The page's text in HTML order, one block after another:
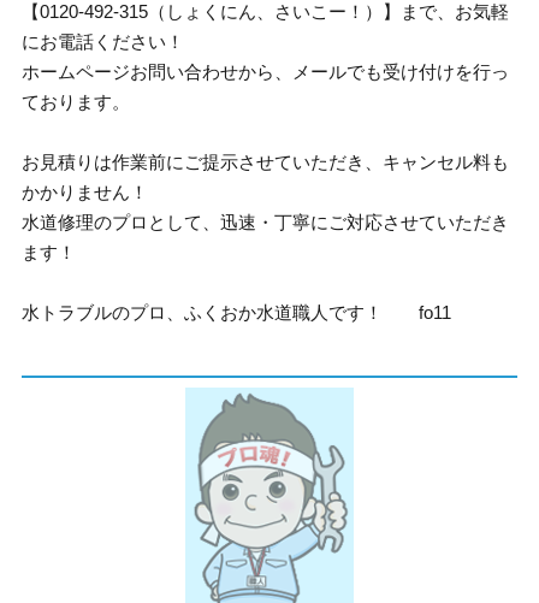
【0120-492-315（しょくにん、さいこー！）】まで、お気軽
にお電話ください！
ホームページお問い合わせから、メールでも受け付けを行っ
ております。
お見積りは作業前にご提示させていただき、キャンセル料も
かかりません！
水道修理のプロとして、迅速・丁寧にご対応させていただき
ます！
水トラブルのプロ、ふくおか水道職人です！ fo11